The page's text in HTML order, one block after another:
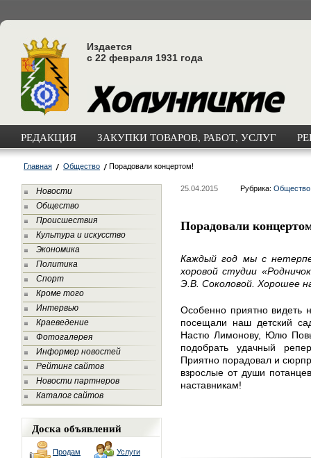
Издается
с 22 февраля 1931 года
РЕДАКЦИЯ ЗАКУПКИ ТОВАРОВ, РАБОТ, УСЛУГ
Главная Общество Порадовали концертом!
Новости
Общество
Происшествия
Культура и искусство
Экономика
Политика
Спорт
Кроме того
Интервью
Краеведение
Фотогалерея
Информер новостей
Рейтинг сайтов
Новости партнеров
Каталог сайтов
Доска объявлений
Продам Услуги
25.04.2015 Рубрика: Общество
Порадовали
Каждый год мы с
хоровой студии
Э.В. Соколовой. Хорошее
Особенно приятно видеть
посещали наш детский
Настю Лимонову, Юлю
подобрать удачный
Приятно порадовал и
взрослые от души
наставникам!